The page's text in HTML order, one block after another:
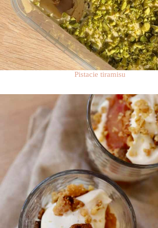
Pistacie tiramisu